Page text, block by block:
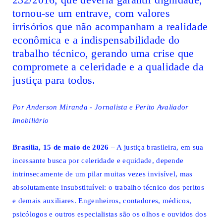
tornou-se um entrave, com valores
irrisórios que não acompanham a realidade
econômica e a indispensabilidade do
trabalho técnico, gerando uma crise que
compromete a celeridade e a qualidade da
justiça para todos.
Por Anderson Miranda - Jornalista e Perito Avaliador
Imobiliário
Brasília, 15 de maio de 2026 – A justiça brasileira, em sua
incessante busca por celeridade e equidade, depende
intrinsecamente de um pilar muitas vezes invisível, mas
absolutamente insubstituível: o trabalho técnico dos peritos
e demais auxiliares. Engenheiros, contadores, médicos,
psicólogos e outros especialistas são os olhos e ouvidos dos